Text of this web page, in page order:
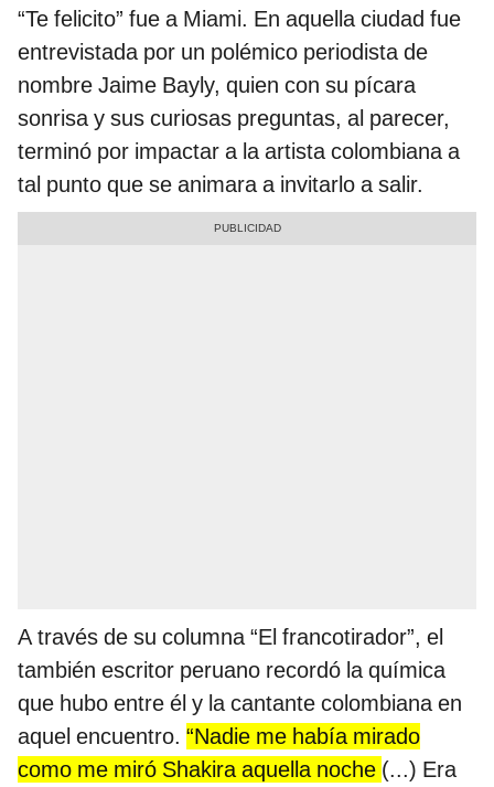
“Te felicito” fue a Miami. En aquella ciudad fue
entrevistada por un polémico periodista de
nombre Jaime Bayly, quien con su pícara
sonrisa y sus curiosas preguntas, al parecer,
terminó por impactar a la artista colombiana a
tal punto que se animara a invitarlo a salir.
A través de su columna “El francotirador”, el
también escritor peruano recordó la química
que hubo entre él y la cantante colombiana en
aquel encuentro. “Nadie me había mirado
como me miró Shakira aquella noche (...) Era